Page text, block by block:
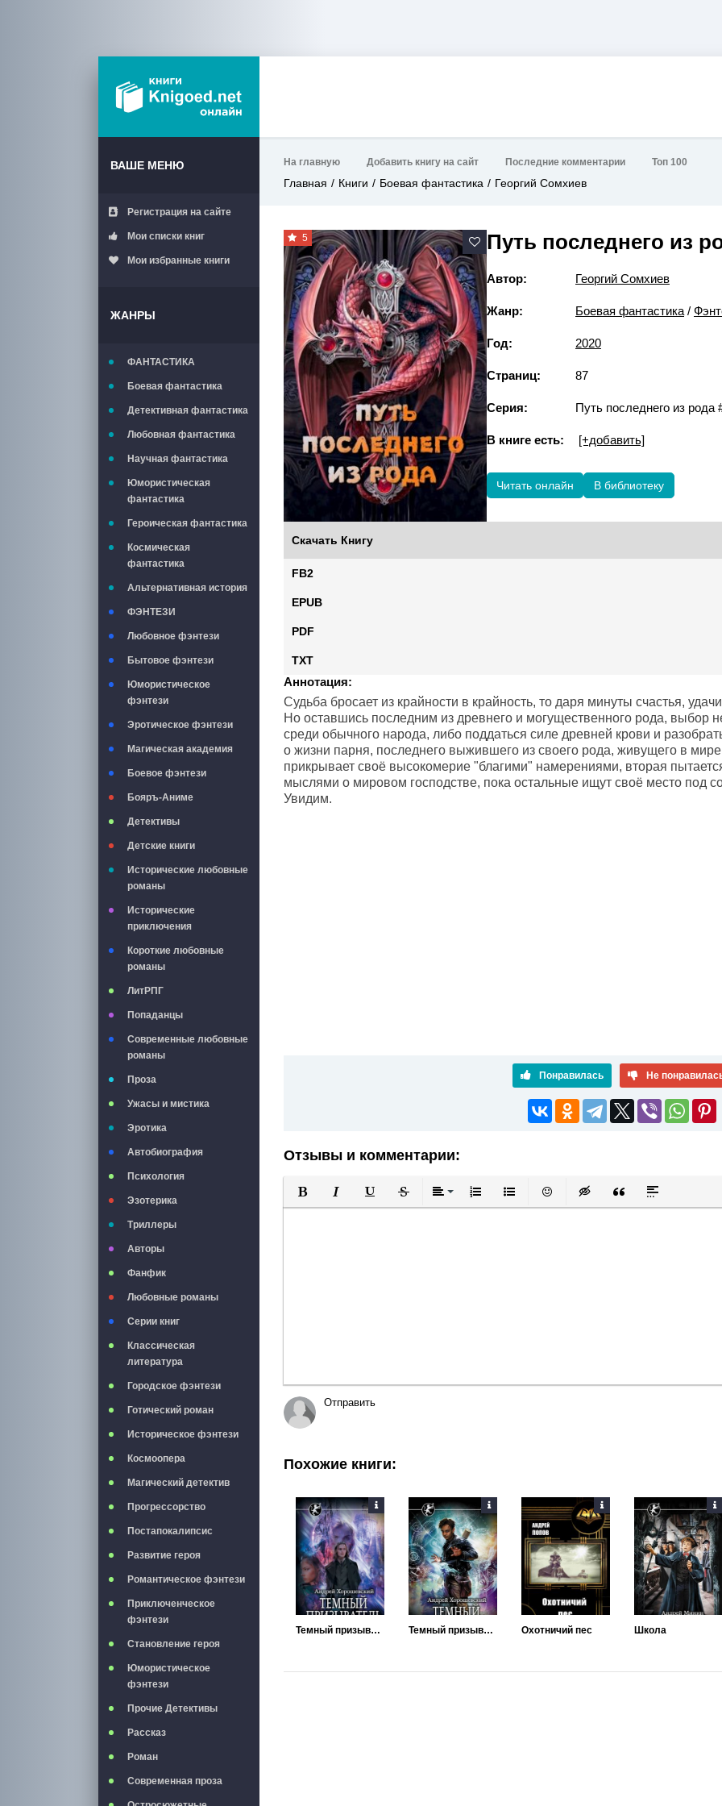
ВАШЕ МЕНЮ
Регистрация на сайте
Мои списки книг
Мои избранные книги
ЖАНРЫ
ФАНТАСТИКА
Боевая фантастика
Детективная фантастика
Любовная фантастика
Научная фантастика
Юмористическая
фантастика
Героическая фантастика
Космическая
фантастика
Альтернативная история
ФЭНТЕЗИ
Любовное фэнтези
Бытовое фэнтези
Юмористическое
фэнтези
Эротическое фэнтези
Магическая академия
Боевое фэнтези
Бояръ-Аниме
Детективы
Детские книги
Исторические любовные
романы
Исторические
приключения
Короткие любовные
романы
ЛитРПГ
Попаданцы
Современные любовные
романы
Проза
Ужасы и мистика
Эротика
Автобиография
Психология
Эзотерика
Триллеры
Авторы
Фанфик
Любовные романы
Серии книг
Классическая
литература
Городское фэнтези
Готический роман
Историческое фэнтези
Космоопера
Магический детектив
Прогрессорство
Постапокалипсис
Развитие героя
Романтическое фэнтези
Приключенческое
фэнтези
Становление героя
Юмористическое
фэнтези
Прочие Детективы
Рассказ
Роман
Современная проза
На главную Добавить книгу на сайт Последние комментарии Топ 100
Главная Книги Боевая фантастика Георгий Сомхиев
5 Путь последнего из
Автор: Георгий Сомхиев
Жанр: Боевая фантастика /
Год: 2020
Страниц: 87
Серия: Путь последнего из рода
В книге есть: [+добавить]
Читать онлайн В библиотеку
Скачать Книгу
FB2
EPUB
PDF
TXT
Аннотация:
Судьба бросает из крайности в крайность, то даря минуты счастья,
Но оставшись последним из древнего и могущественного рода, выбор
среди обычного народа, либо поддаться силе древней крови и
о жизни парня, последнего выжившего из своего рода, живущего в
прикрывает своё высокомерие "благими" намерениями, вторая
мыслями о мировом господстве, пока остальные ищут своё место под
Увидим.
Понравилась Не
Отзывы и комментарии:
Полужирный
КурсивПодчеркнутый
ЗачеркнутыйВыравнивание
Нумерованный список
Маркированный список
Вставить смайлик
Вставка скрытого текста
Вставка цитаты
Вставка
Отправить
Похожие книги:
Темный призыватель. Исправление ошибок Темный призыватель. Том 1. Часть I Охотничий пес Школа